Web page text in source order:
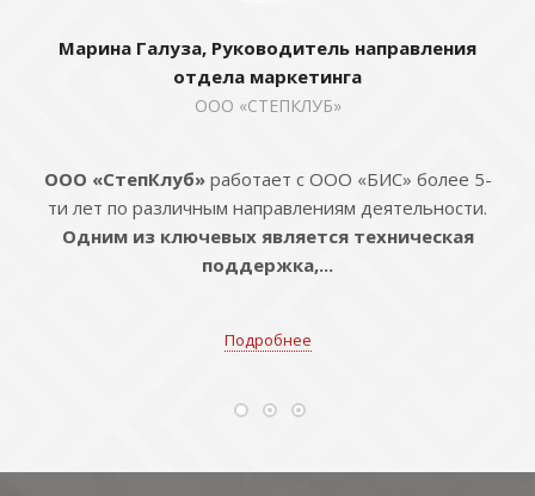
Марина Галуза, Руководитель направления
отдела маркетинга
ООО «СТЕПКЛУБ»
ООО «СтепКлуб»работает с ООО «БИС» более 5-
ти лет по различным направлениям деятельности.
Одним из ключевых является техническая
поддержка,...
Подробнее